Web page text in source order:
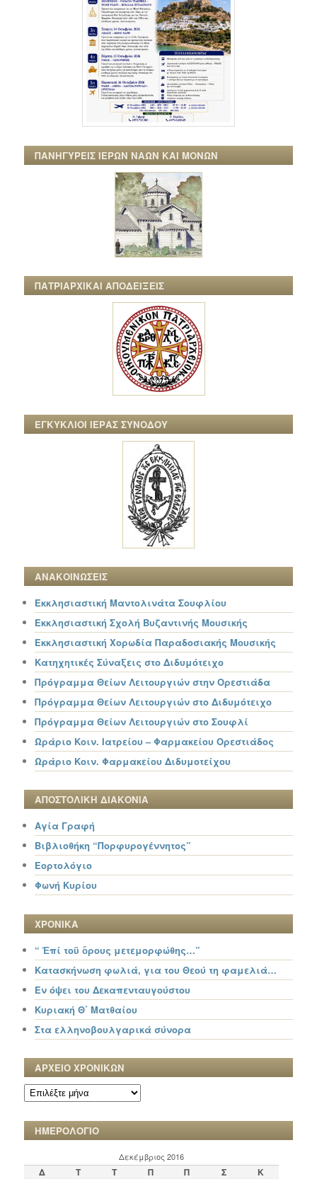
ΠΑΝΗΓΥΡΕΙΣ ΙΕΡΩΝ ΝΑΩΝ ΚΑΙ ΜΟΝΩΝ
ΠΑΤΡΙΑΡΧΙΚΑΙ ΑΠΟΔΕΙΞΕΙΣ
ΕΓΚΥΚΛΙΟΙ ΙΕΡΑΣ ΣΥΝΟΔΟΥ
ΑΝΑΚΟΙΝΩΣΕΙΣ
Εκκλησιαστική Μαντολινάτα Σουφλίου
Εκκλησιαστική Σχολή Βυζαντινής Μουσικής
Εκκλησιαστική Χορωδία Παραδοσιακής Μουσικής
Κατηχητικές Σύναξεις στο Διδυμότειχο
Πρόγραμμα Θείων Λειτουργιών στην Ορεστιάδα
Πρόγραμμα Θείων Λειτουργιών στο Διδυμότειχο
Πρόγραμμα Θείων Λειτουργιών στο Σουφλί
Ωράριο Κοιν. Ιατρείου – Φαρμακείου Ορεστιάδος
Ωράριο Κοιν. Φαρμακείου Διδυμοτείχου
ΑΠΟΣΤΟΛΙΚΗ ΔΙΑΚΟΝΙΑ
Αγία Γραφή
Βιβλιοθήκη “Πορφυρογέννητος”
Εορτολόγιο
Φωνή Κυρίου
ΧΡΟΝΙΚΑ
“ Ἐπί τοῦ ὄρους μετεμορφώθης…”
Κατασκήνωση φωλιά, για του Θεού τη φαμελιά…
Εν όψει του Δεκαπενταυγούστου
Κυριακή Θ΄ Ματθαίου
Στα ελληνοβουλγαρικά σύνορα
ΑΡΧΕΙΟ ΧΡΟΝΙΚΩΝ
ΑΡΧΕΙΟ
ΧΡΟΝΙΚΩΝ
ΗΜΕΡΟΛΟΓΙΟ
Δεκέμβριος 2016
Δ Τ Τ Π Π Σ Κ